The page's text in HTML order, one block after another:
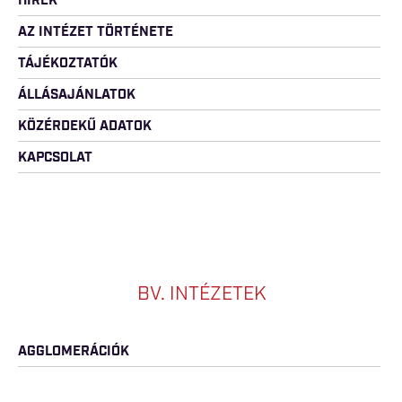
AZ INTÉZET TÖRTÉNETE
TÁJÉKOZTATÓK
ÁLLÁSAJÁNLATOK
KÖZÉRDEKŰ ADATOK
KAPCSOLAT
BV. INTÉZETEK
AGGLOMERÁCIÓK